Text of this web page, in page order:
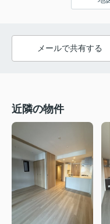
メールで共有する
近隣の物件